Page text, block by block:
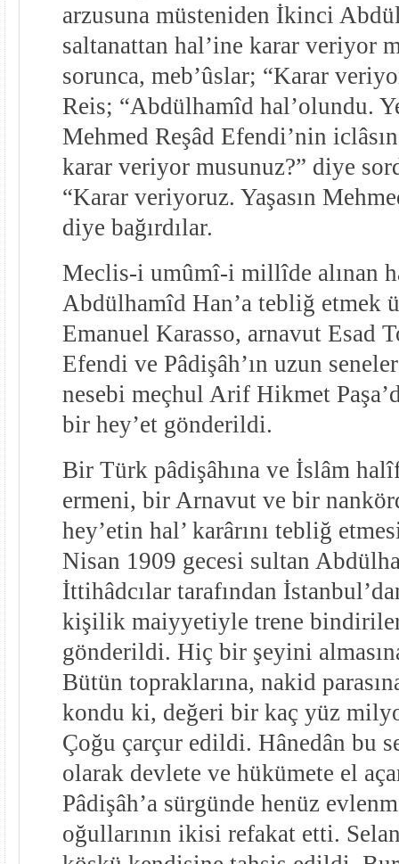
arzusuna müsteniden İkinci
saltanattan hal’ine karar veriyor
sorunca, meb’ûslar; “Karar
Reis; “Abdülhamîd hal’olundu.
Mehmed Reşâd Efendi’nin
karar veriyor musunuz?” diye
“Karar veriyoruz. Yaşasın
diye bağırdılar.
Meclis-i umûmî-i millîde alınan
Abdülhamîd Han’a tebliğ etmek
Emanuel Karasso, arnavut Esad
Efendi ve Pâdişâh’ın uzun
nesebi meçhul Arif Hikmet
bir hey’et gönderildi.
Bir Türk pâdişâhına ve İslâm
ermeni, bir Arnavut ve bir
hey’etin hal’ karârını tebliğ
Nisan 1909 gecesi sultan
İttihâdcılar tarafından
kişilik maiyyetiyle trene
gönderildi. Hiç bir şeyini
Bütün topraklarına, nakid
kondu ki, değeri bir kaç yüz
Çoğu çarçur edildi. Hânedân bu
olarak devlete ve hükümete el
Pâdişâh’a sürgünde henüz
oğullarının ikisi refakat etti.